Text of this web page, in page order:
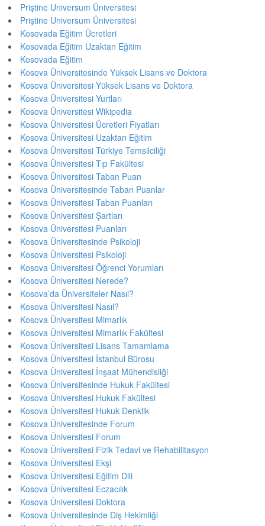
Priştine Universum Üniversitesi
Priştine Universum Üniversitesi
Kosovada Eğitim Ücretleri
Kosovada Eğitim Uzaktan Eğitim
Kosovada Eğitim
Kosova Üniversitesinde Yüksek Lisans ve Doktora
Kosova Üniversitesi Yüksek Lisans ve Doktora
Kosova Üniversitesi Yurtları
Kosova Üniversitesi Wikipedia
Kosova Üniversitesi Ücretleri Fiyatları
Kosova Üniversitesi Uzaktan Eğitim
Kosova Üniversitesi Türkiye Temsilciliği
Kosova Üniversitesi Tıp Fakültesi
Kosova Üniversitesi Taban Puan
Kosova Üniversitesinde Taban Puanlar
Kosova Üniversitesi Taban Puanları
Kosova Üniversitesi Şartları
Kosova Üniversitesi Puanları
Kosova Üniversitesinde Psikoloji
Kosova Üniversitesi Psikoloji
Kosova Üniversitesi Öğrenci Yorumları
Kosova Üniversitesi Nerede?
Kosova’da Üniversiteler Nasıl?
Kosova Üniversitesi Nasıl?
Kosova Üniversitesi Mimarlık
Kosova Üniversitesi Mimarlık Fakültesi
Kosova Üniversitesi Lisans Tamamlama
Kosova Üniversitesi İstanbul Bürosu
Kosova Üniversitesi İnşaat Mühendisliği
Kosova Üniversitesinde Hukuk Fakültesi
Kosova Üniversitesi Hukuk Fakültesi
Kosova Üniversitesi Hukuk Denklik
Kosova Üniversitesinde Forum
Kosova Üniversitesi Forum
Kosova Üniversitesi Fizik Tedavi ve Rehabilitasyon
Kosova Üniversitesi Ekşi
Kosova Üniversitesi Eğitim Dili
Kosova Üniversitesi Eczacılık
Kosova Üniversitesi Doktora
Kosova Üniversitesinde Diş Hekimliği